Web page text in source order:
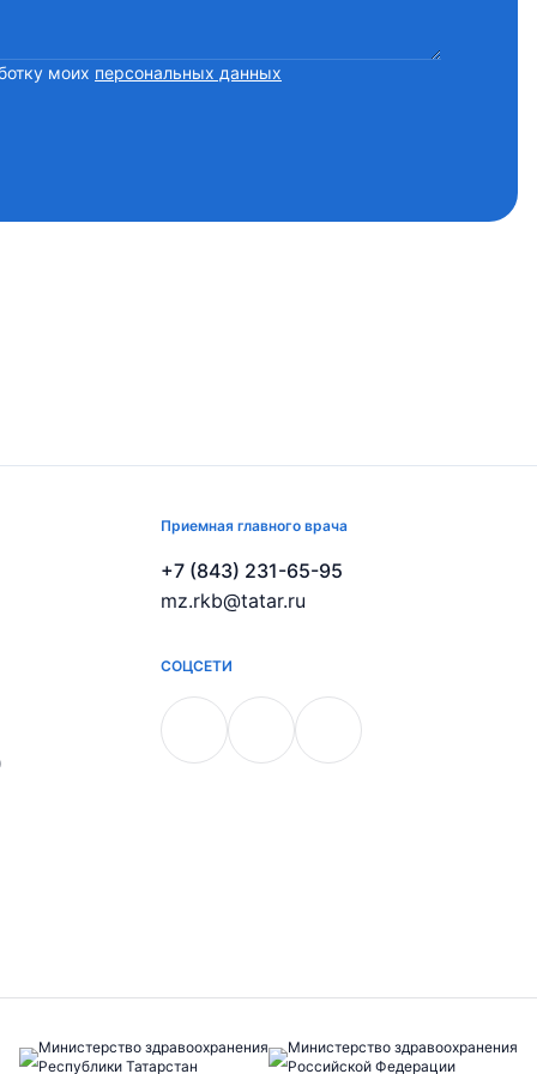
моих персональных данных
Приемная главного врача
+7 (843) 231-65-95
mz.rkb@tatar.ru
СОЦСЕТИ
Министерство здравоохранения
Республики Татарстан
Министерство здравоохранения
Российской Федерации